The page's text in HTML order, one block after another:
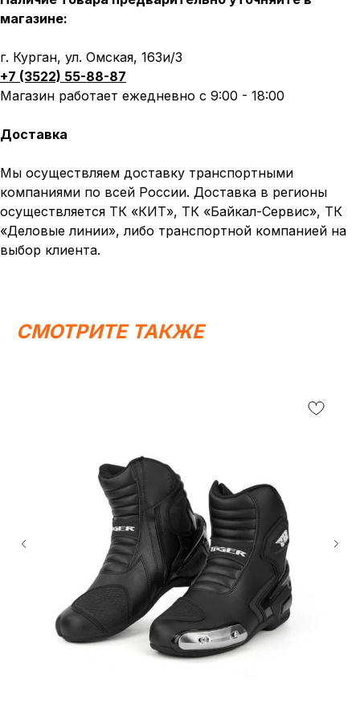
магазине:
г. Курган, ул. Омская, 163и/3
+7 (3522) 55-88-87
Магазин работает ежедневно с 9:00 - 18:00
Доставка
Мы осуществляем доставку транспортными
компаниями по всей России. Доставка в регионы
осуществляется ТК «КИТ», ТК «Байкал-Сервис», ТК
«Деловые линии», либо транспортной компанией на
выбор клиента.
СМОТРИТЕ ТАКЖЕ